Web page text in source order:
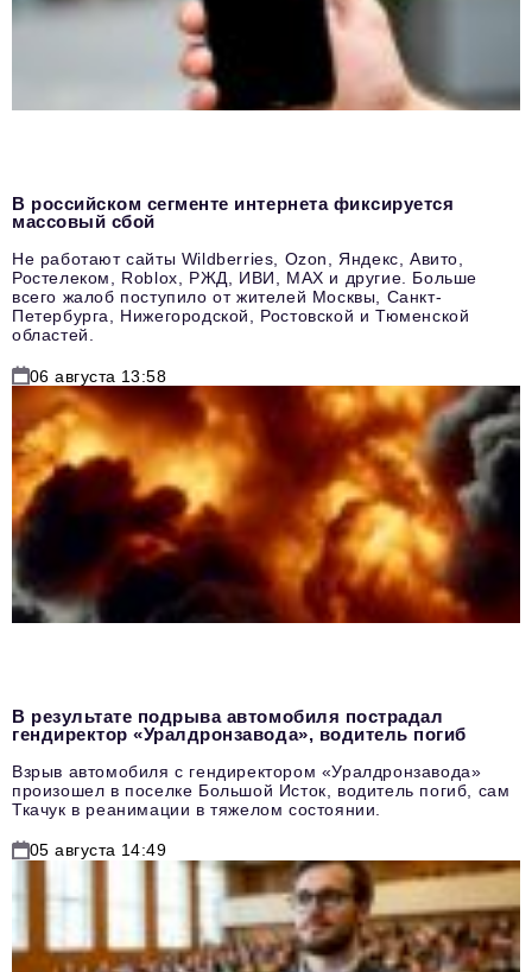
В российском сегменте интернета фиксируется
массовый сбой
Не работают сайты Wildberries, Ozon, Яндекс, Авито,
Ростелеком, Roblox, РЖД, ИВИ, MAX и другие. Больше
всего жалоб поступило от жителей Москвы, Санкт-
Петербурга, Нижегородской, Ростовской и Тюменской
областей.
06 августа 13:58
В результате подрыва автомобиля пострадал
гендиректор «Уралдронзавода», водитель погиб
Взрыв автомобиля с гендиректором «Уралдронзавода»
произошел в поселке Большой Исток, водитель погиб, сам
Ткачук в реанимации в тяжелом состоянии.
05 августа 14:49